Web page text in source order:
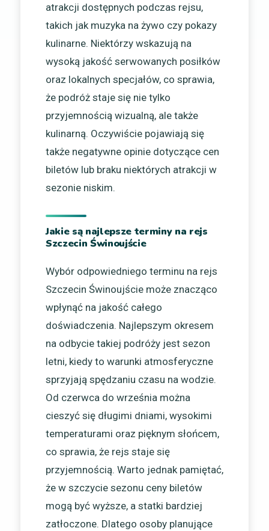
atrakcji dostępnych podczas rejsu,
takich jak muzyka na żywo czy pokazy
kulinarne. Niektórzy wskazują na
wysoką jakość serwowanych posiłków
oraz lokalnych specjałów, co sprawia,
że podróż staje się nie tylko
przyjemnością wizualną, ale także
kulinarną. Oczywiście pojawiają się
także negatywne opinie dotyczące cen
biletów lub braku niektórych atrakcji w
sezonie niskim.
Jakie są najlepsze terminy na rejs
Szczecin Świnoujście
Wybór odpowiedniego terminu na rejs
Szczecin Świnoujście może znacząco
wpłynąć na jakość całego
doświadczenia. Najlepszym okresem
na odbycie takiej podróży jest sezon
letni, kiedy to warunki atmosferyczne
sprzyjają spędzaniu czasu na wodzie.
Od czerwca do września można
cieszyć się długimi dniami, wysokimi
temperaturami oraz pięknym słońcem,
co sprawia, że rejs staje się
przyjemnością. Warto jednak pamiętać,
że w szczycie sezonu ceny biletów
mogą być wyższe, a statki bardziej
zatłoczone. Dlatego osoby planujące